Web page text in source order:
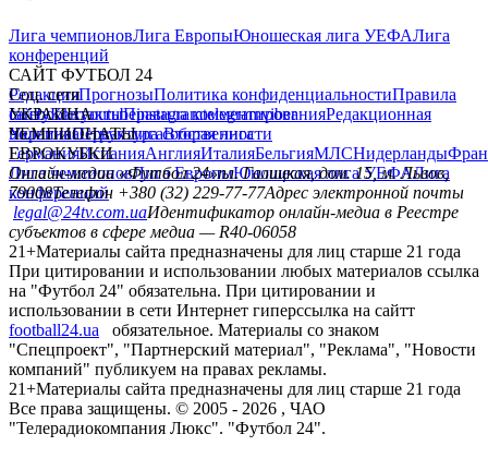
Лига чемпионовЛига ЕвропыЮношеская лига УЕФАЛига
конференций
САЙТ ФУТБОЛ 24
РедакцияПрогнозыПолитика конфиденциальностиПравила
сайтуКонтактыПравила комментированияРедакционная
политикаСтруктура собственности
Соц. сети
facebookxyoutubeinstagramtelegramviber
УКРАИНА
УкраинаПервая лигаВторая лига
ЧЕМПИОНАТЫ
ГерманияИспанияАнглияИталияБельгияМЛСНидерланды
ЕВРОКУБКИ
Лига чемпионовЛига ЕвропыЮношеская лига УЕФАЛига
конференций
Онлайн-медиа «Футбол 24»пл. Галицкая, дом. 15, м. Львов,
79008Телефон +380 (32) 229-77-77Адрес электронной почты
legal@24tv.com.uaИдентификатор онлайн-медиа в Реестре
субъектов в сфере медиа — R40-06058
21+Материалы сайта предназначены для лиц старше 21 года
При цитировании и использовании любых материалов ссылка
на "Футбол 24" обязательна. При цитировании и
использовании в сети Интернет гиперссылка на сайтт
football24.ua
обязательное. Материалы со знаком
"Спецпроект", "Партнерский материал", "Реклама", "Новости
компаний" публикуем на правах рекламы.
21+Материалы сайта предназначены для лиц старше 21 года
Все права защищены. © 2005 - 2026 , ЧАО
"Телерадиокомпания Люкс". "Футбол 24".